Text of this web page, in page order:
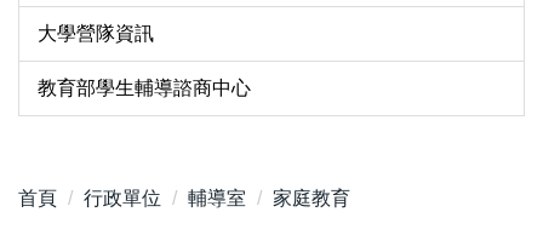
大學營隊資訊
教育部學生輔導諮商中心
首頁 行政單位 輔導室 家庭教育